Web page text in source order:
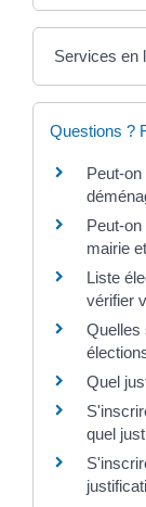
Services en
Questions ?
Peut-
Peut-
mairie
Liste
vérifier
Quelles
Quel
quel